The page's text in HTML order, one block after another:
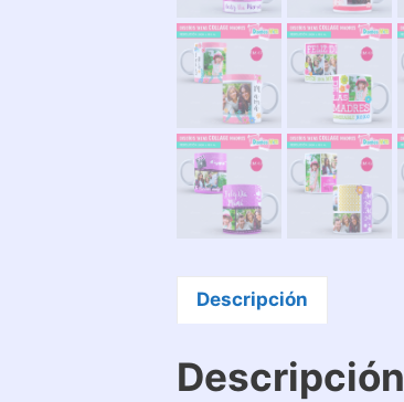
Descripción
Descripción